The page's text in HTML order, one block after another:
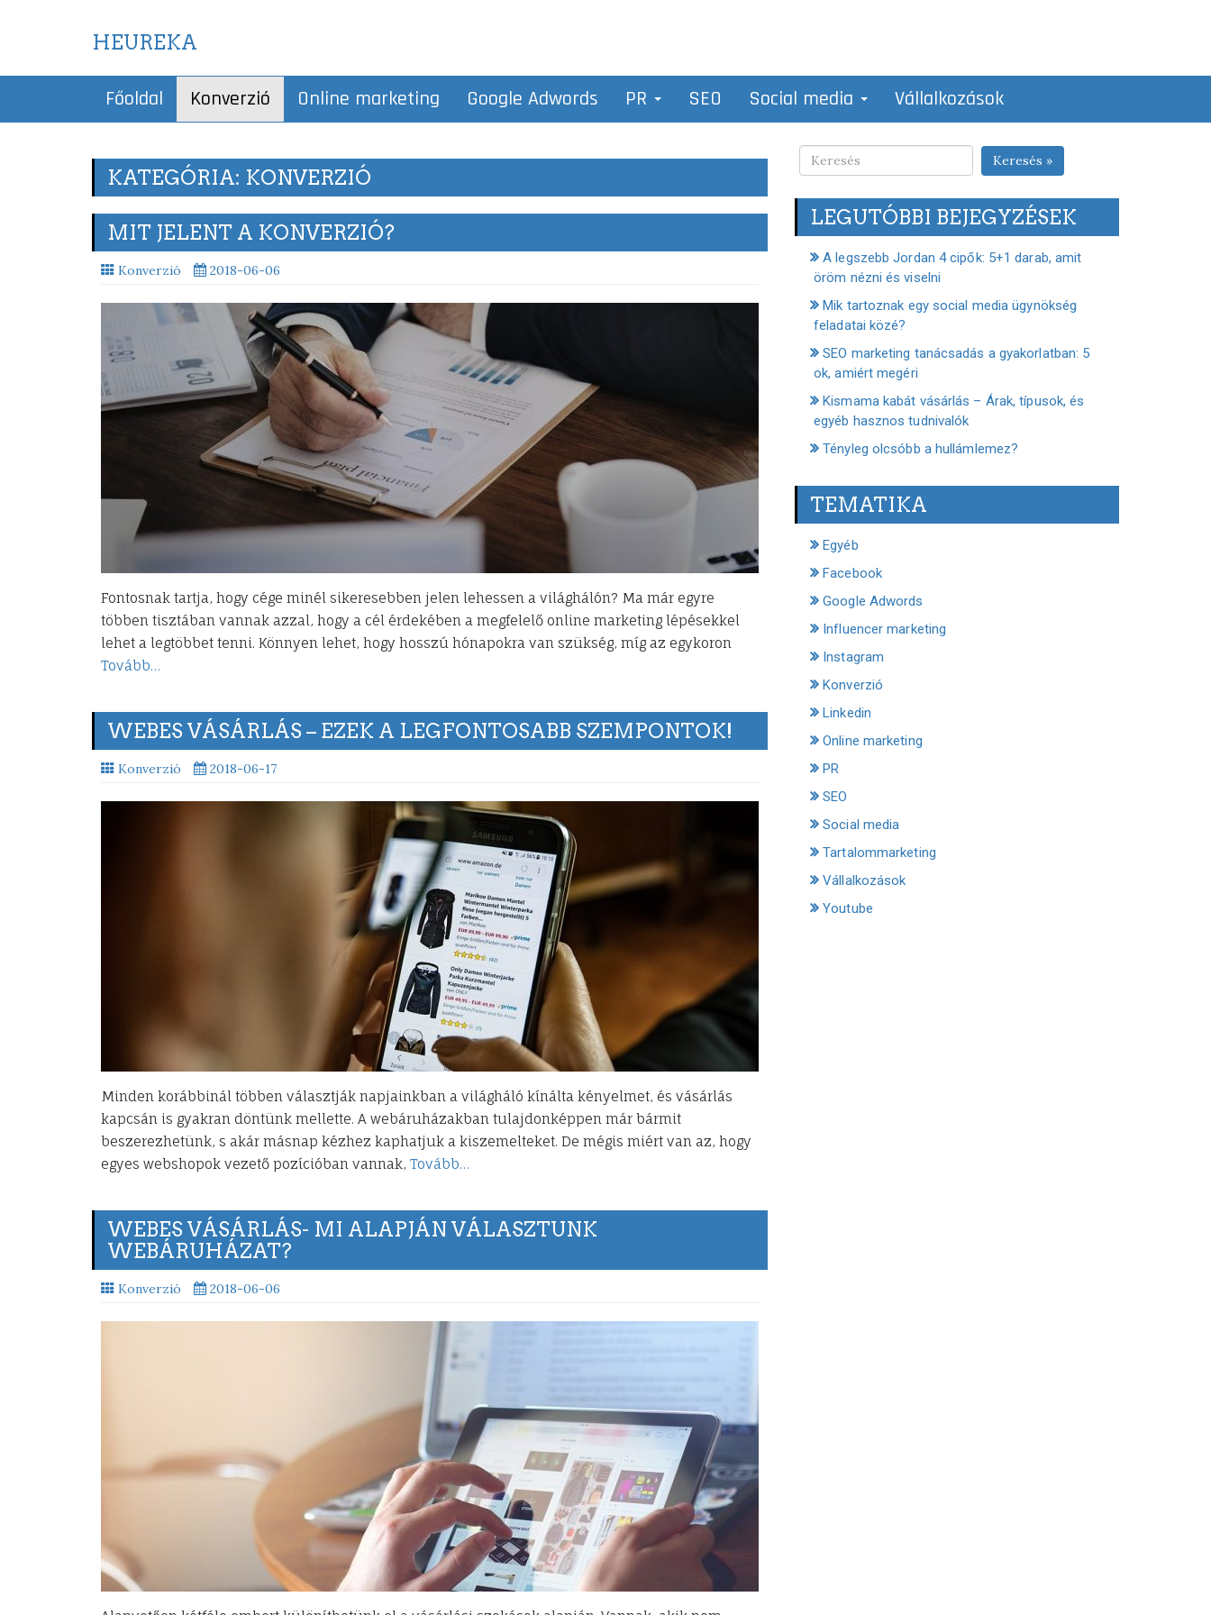
HEUREKA
Főoldal Konverzió Online marketing Google Adwords PR SEO Social media Vállalkozások
KATEGÓRIA: KONVERZIÓ
MIT JELENT A KONVERZIÓ?
Konverzió 2018-06-06
Fontosnak tartja, hogy cége minél sikeresebben jelen lehessen a világhálón? Ma már egyre
többen tisztában vannak azzal, hogy a cél érdekében a megfelelő online marketing lépésekkel
lehet a legtöbbet tenni. Könnyen lehet, hogy hosszú hónapokra van szükség, míg az egykoron
Tovább…
WEBES VÁSÁRLÁS – EZEK A LEGFONTOSABB SZEMPONTOK!
Konverzió 2018-06-17
Minden korábbinál többen választják napjainkban a világháló kínálta kényelmet, és vásárlás
kapcsán is gyakran döntünk mellette. A webáruházakban tulajdonképpen már bármit
beszerezhetünk, s akár másnap kézhez kaphatjuk a kiszemelteket. De mégis miért van az, hogy
egyes webshopok vezető pozícióban vannak, Tovább…
WEBES VÁSÁRLÁS- MI ALAPJÁN VÁLASZTUNK
WEBÁRUHÁZAT?
Konverzió 2018-06-06
Keresés »
LEGUTÓBBI BEJEGYZÉSEK
A legszebb Jordan 4 cipők: 5+1 darab, amit
öröm nézni és viselni
Mik tartoznak egy social media ügynökség
feladatai közé?
SEO marketing tanácsadás a gyakorlatban: 5
ok, amiért megéri
Kismama kabát vásárlás – Árak, típusok, és
egyéb hasznos tudnivalók
Tényleg olcsóbb a hullámlemez?
TEMATIKA
Egyéb
Facebook
Google Adwords
Influencer marketing
Instagram
Konverzió
Linkedin
Online marketing
PR
SEO
Social media
Tartalommarketing
Vállalkozások
Youtube